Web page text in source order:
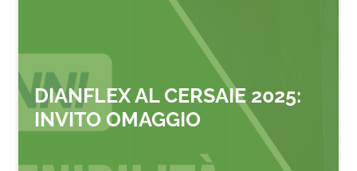
DIANFLEX AL CERSAIE 2025:
INVITO OMAGGIO